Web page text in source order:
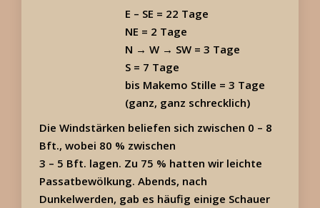
E – SE = 22 Tage
NE = 2 Tage
N → W → SW = 3 Tage
S = 7 Tage
bis Makemo Stille = 3 Tage
(ganz, ganz schrecklich)
Die Windstärken beliefen sich zwischen 0 – 8
Bft., wobei 80 % zwischen
3 – 5 Bft. lagen. Zu 75 % hatten wir leichte
Passatbewölkung. Abends, nach
Dunkelwerden, gab es häufig einige Schauer